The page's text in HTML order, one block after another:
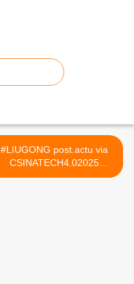
#LIUGONG post.actu via
CSINATECH4.02025
#CIRTtech-YouTube >